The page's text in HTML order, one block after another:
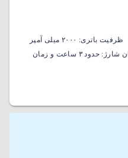
ظرفیت باتری: ۲۰۰۰ میلی آمپر
زمان شارژ: حدود ۳ ساعت و زمان